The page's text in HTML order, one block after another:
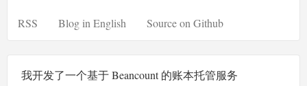
RSS Blog in English Source on Github
我开发了一个基于 Beancount 的账本托管服务